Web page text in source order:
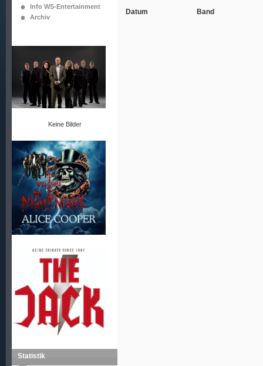
Info WS-Entertainment
Archiv
Keine Bilder
Statistik
Datum Band